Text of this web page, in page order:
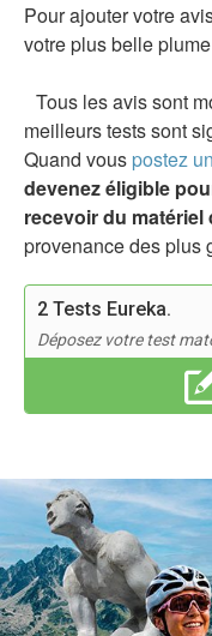
Pour ajouter votre
votre plus belle
Tous les avis sont
meilleurs tests sont
Quand vous postez
devenez éligible
recevoir du matériel
provenance des plus
2 Tests Eureka.
Déposez votre test